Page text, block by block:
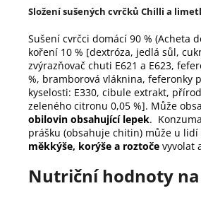
Složení sušených cvrčků Chilli a
Sušení cvrčci domácí 90 % (Acheta
koření 10 % [dextróza, jedlá sůl,
zvýrazňovač chuti E621 a E623,
%, bramborová vláknina, feferonky
kyselosti: E330, cibule extrakt,
zeleného citronu 0,05 %]. Může
obilovin obsahující lepek.
prášku (obsahuje chitin) může u lidí
měkkýše, korýše a roztoče vyvolat
Nutriční hodnoty na